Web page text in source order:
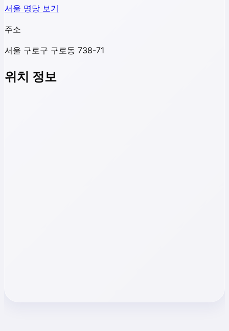
서울 명당 보기
주소
서울 구로구 구로동 738-71
위치 정보